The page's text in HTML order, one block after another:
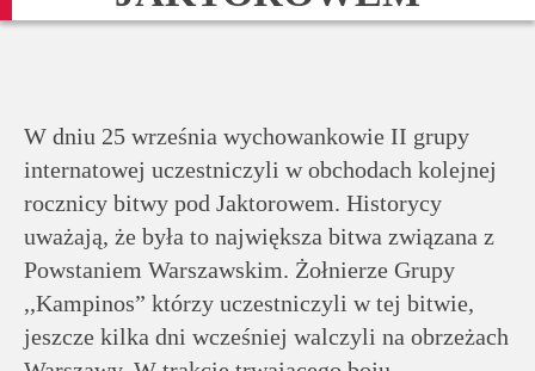
Historia
Wirtualny
spacer
W dniu 25 września wychowankowie II grupy
internatowej uczestniczyli w obchodach kolejnej
rocznicy bitwy pod Jaktorowem. Historycy
uważają, że była to największa bitwa związana z
Powstaniem Warszawskim. Żołnierze Grupy
,,Kampinos” którzy uczestniczyli w tej bitwie,
jeszcze kilka dni wcześniej walczyli na obrzeżach